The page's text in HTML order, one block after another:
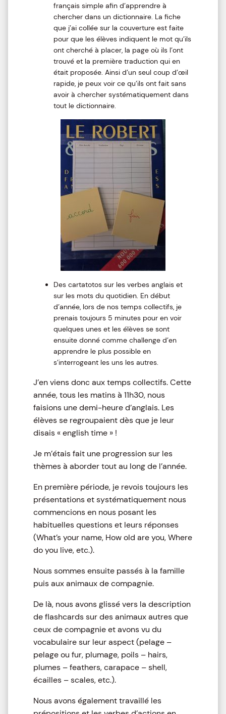
français simple afin d’apprendre à
chercher dans un dictionnaire. La fiche
que j’ai collée sur la couverture est faite
pour que les élèves indiquent le mot qu’ils
ont cherché à placer, la page où ils l’ont
trouvé et la première traduction qui en
était proposée. Ainsi d’un seul coup d’œil
rapide, je peux voir ce qu’ils ont fait sans
avoir à chercher systématiquement dans
tout le dictionnaire.
Des cartatotos sur les verbes anglais et
sur les mots du quotidien. En début
d’année, lors de nos temps collectifs, je
prenais toujours 5 minutes pour en voir
quelques unes et les élèves se sont
ensuite donné comme challenge d’en
apprendre le plus possible en
s’interrogeant les uns les autres.
J’en viens donc aux temps collectifs. Cette
année, tous les matins à 11h30, nous
faisions une demi-heure d’anglais. Les
élèves se regroupaient dès que je leur
disais « english time » !
Je m’étais fait une progression sur les
thèmes à aborder tout au long de l’année.
En première période, je revois toujours les
présentations et systématiquement nous
commencions en nous posant les
habituelles questions et leurs réponses
(What’s your name, How old are you, Where
do you live, etc.).
Nous sommes ensuite passés à la famille
puis aux animaux de compagnie.
De là, nous avons glissé vers la description
de flashcards sur des animaux autres que
ceux de compagnie et avons vu du
vocabulaire sur leur aspect (pelage –
pelage ou fur, plumage, poils – hairs,
plumes – feathers, carapace – shell,
écailles – scales, etc.).
Nous avons également travaillé les